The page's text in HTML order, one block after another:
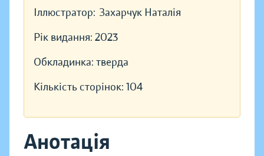
Іллюстратор: Захарчук Наталія
Рік видання: 2023
Обкладинка: тверда
Кількість сторінок: 104
Анотація